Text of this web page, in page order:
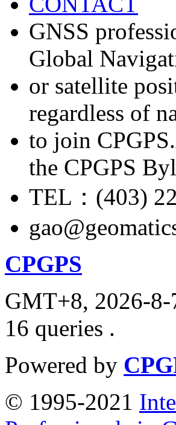
GNSS
Global
or satellite
regardless of
to join
the CPGPS
TEL：(403)
CPGPS
GMT+8, 2026-8-
16 queries .
Powered by
© 1995-2021